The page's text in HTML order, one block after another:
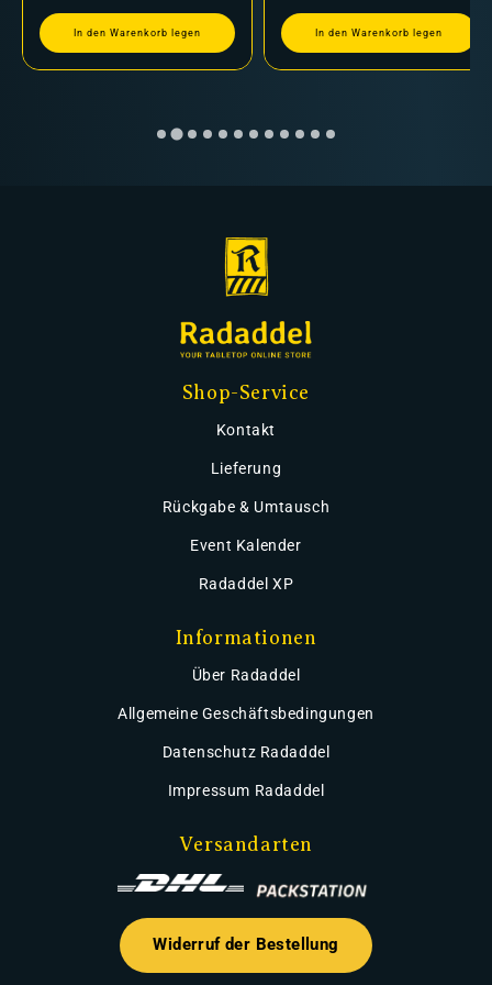
In den Warenkorb legen In den Warenkorb legen
Shop-Service
Kontakt
Lieferung
Rückgabe & Umtausch
Event Kalender
Radaddel XP
Informationen
Über Radaddel
Allgemeine Geschäftsbedingungen
Datenschutz Radaddel
Impressum Radaddel
Versandarten
Widerruf der Bestellung